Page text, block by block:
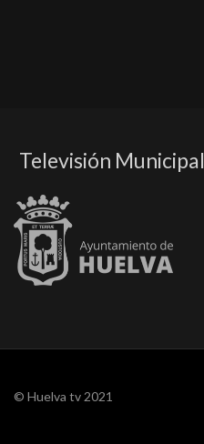
Televisión Municipal
© Huelva tv 2021